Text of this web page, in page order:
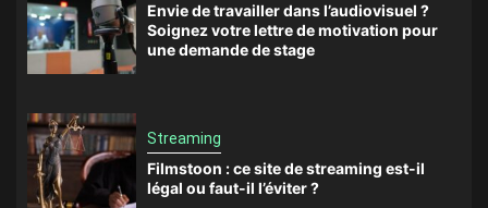
Envie de travailler dans l’audiovisuel ?
Soignez votre lettre de motivation pour
une demande de stage
Streaming
Filmstoon : ce site de streaming est-il
légal ou faut-il l’éviter ?